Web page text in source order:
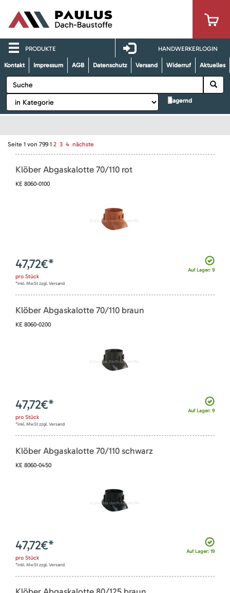
PRODUKTE HANDWERKERLOGIN
Kontakt Impressum AGB Datenschutz Versand Widerruf Aktuelles
lagernd
Seite 1 von 799 1 2 3 4 nächste
Klöber Abgaskalotte 70/110 rot
KE 8060-0100
Auf Lager: 9
47,72€*
pro Stück
*inkl. MwSt zzgl. Versand
Klöber Abgaskalotte 70/110 braun
KE 8060-0200
Auf Lager: 9
47,72€*
pro Stück
*inkl. MwSt zzgl. Versand
Klöber Abgaskalotte 70/110 schwarz
KE 8060-0450
Auf Lager: 19
47,72€*
pro Stück
*inkl. MwSt zzgl. Versand